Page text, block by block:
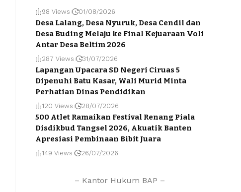
98 Views 01/08/2026
Desa Lalang, Desa Nyuruk, Desa Cendil dan
Desa Buding Melaju ke Final Kejuaraan Voli
Antar Desa Beltim 2026
287 Views 31/07/2026
Lapangan Upacara SD Negeri Ciruas 5
Dipenuhi Batu Kasar, Wali Murid Minta
Perhatian Dinas Pendidikan
120 Views 28/07/2026
500 Atlet Ramaikan Festival Renang Piala
Disdikbud Tangsel 2026, Akuatik Banten
Apresiasi Pembinaan Bibit Juara
149 Views 26/07/2026
– Kantor Hukum BAP –